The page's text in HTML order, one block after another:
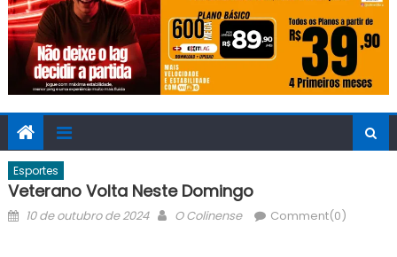
Esportes
Veterano Volta Neste Domingo
Posted
10 de outubro de 2024 Author
O Colinense Comment(0)